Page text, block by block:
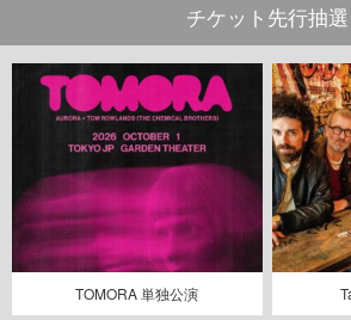
チケット先行抽選
TOMORA 単独公演